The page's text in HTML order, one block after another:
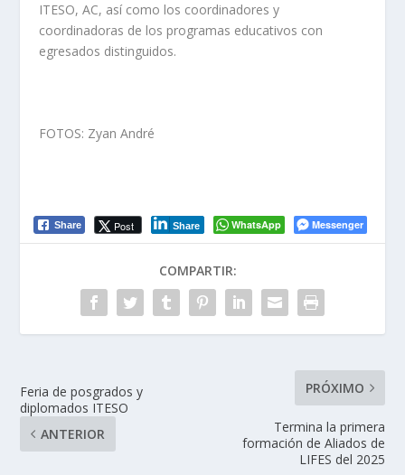
ITESO, AC, así como los coordinadores y
coordinadoras de los programas educativos con
egresados distinguidos.
FOTOS: Zyan André
Share Post Share WhatsApp Messenger
COMPARTIR:
Feria de posgrados y
diplomados ITESO
ANTERIOR
PRÓXIMO
Termina la primera
formación de Aliados de
LIFES del 2025